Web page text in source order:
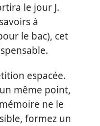
le jour J.
à
le bac), cet
espacée.
même point,
mémoire ne le
formez un